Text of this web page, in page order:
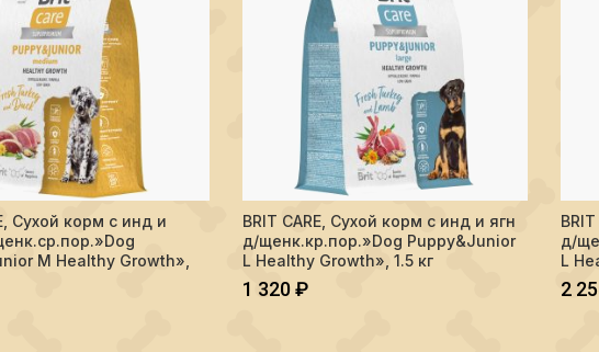
BRIT CARE, Сухой корм с инд и уткой д/щенк.ср.пор."Dog Puppy&Junior M Healthy
В КОРЗИНУ
Сухой корм с инд и
M Healthy Growth»,
Количество BRIT CARE, Сухой корм с инд и ягн
В КОРЗИНУ
BRIT CARE, Сухой корм с инд и ягн
д/щенк.кр.пор.»Dog Puppy&Junior
L Healthy Growth», 1.5 кг
1 320₽
д/
L
2